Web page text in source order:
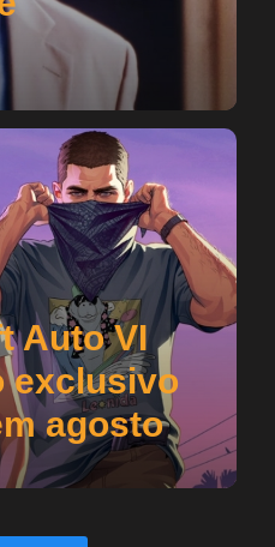
Auto VI
exclusivo
agosto